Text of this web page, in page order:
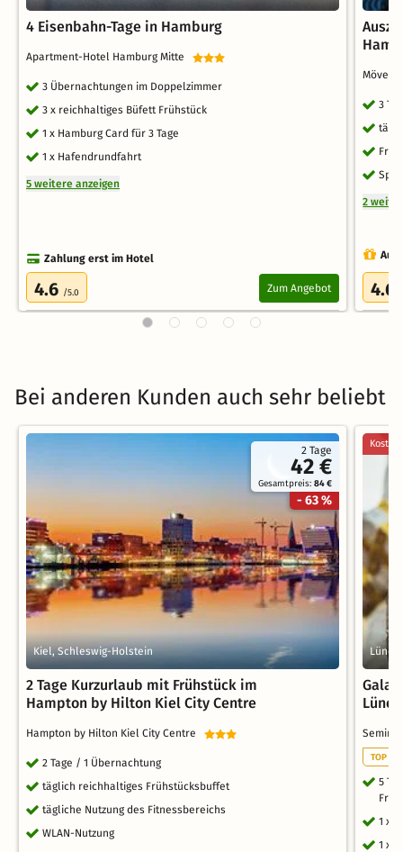
4 Eisenbahn-Tage in Hamburg
Apartment-Hotel Hamburg Mitte
3 Übernachtungen im Doppelzimmer
3 x reichhaltiges Büfett Frühstück
1 x Hamburg Card für 3 Tage
1 x Hafendrundfahrt
5 weitere anzeigen
Zahlung erst im Hotel
4.6 /5.0 Zum Angebot
3
2
4.6
Bei anderen Kunden auch sehr beliebt
2 Tage
42 €
Gesamtpreis:84 €
- 63 %
Kiel, Schleswig-Holstein
2 Tage Kurzurlaub mit Frühstück im
Hampton by Hilton Kiel City Centre
Hampton by Hilton Kiel City Centre
2 Tage / 1 Übernachtung
täglich reichhaltiges Frühstücksbuffet
tägliche Nutzung des Fitnessbereichs
WLAN-Nutzung
Gala-
TOP
5
1 x
1 x